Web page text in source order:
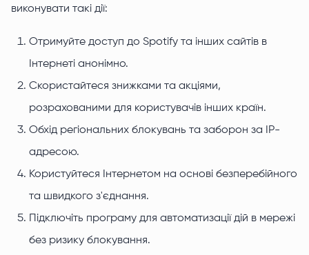
виконувати такі дії:
Отримуйте доступ до Spotify та інших сайтів в
Інтернеті анонімно.
Скористайтеся знижками та акціями,
розрахованими для користувачів інших країн.
Обхід регіональних блокувань та заборон за IP-
адресою.
Користуйтеся Інтернетом на основі безперебійного
та швидкого з'єднання.
Підключіть програму для автоматизації дій в мережі
без ризику блокування.